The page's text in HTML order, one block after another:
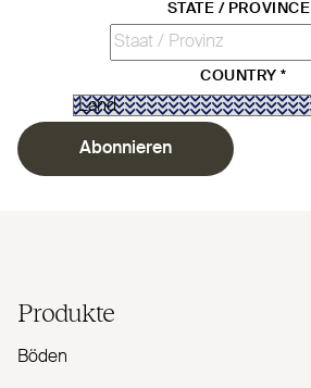
STATE / PROVINCE
COUNTRY*
Abonnieren
Produkte
Böden